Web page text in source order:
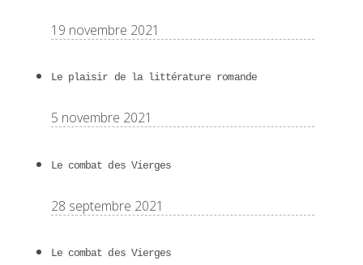
19 novembre 2021
Le plaisir de la littérature romande
5 novembre 2021
Le combat des Vierges
28 septembre 2021
Le combat des Vierges